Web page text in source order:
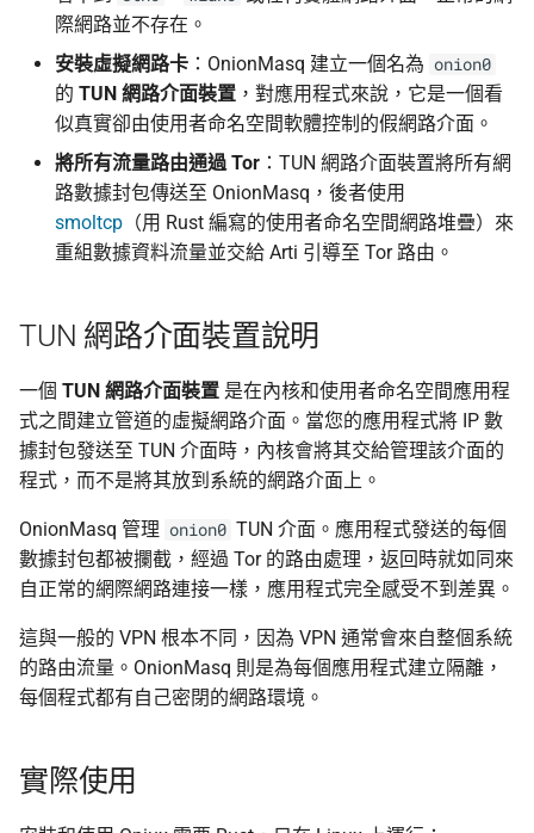
際網路並不存在。
安裝虛擬網路卡 ：OnionMasq 建立一個名為 onion0
的 TUN 網路介面裝置 ，對應用程式來說，它是一個看
似真實卻由使用者命名空間軟體控制的假網路介面。
將所有流量路由通過 Tor ：TUN 網路介面裝置將所有網
路數據封包傳送至 OnionMasq，後者使用
smoltcp （用 Rust 編寫的使用者命名空間網路堆疊）來
重組數據資料流量並交給 Arti 引導至 Tor 路由。
TUN 網路介面裝置說明
一個 TUN 網路介面裝置 是在內核和使用者命名空間應用程
式之間建立管道的虛擬網路介面。當您的應用程式將 IP 數
據封包發送至 TUN 介面時，內核會將其交給管理該介面的
程式，而不是將其放到系統的網路介面上。
OnionMasq 管理 onion0 TUN 介面。應用程式發送的每個
數據封包都被攔截，經過 Tor 的路由處理，返回時就如同來
自正常的網際網路連接一樣，應用程式完全感受不到差異。
這與一般的 VPN 根本不同，因為 VPN 通常會來自整個系統
的路由流量。OnionMasq 則是為每個應用程式建立隔離，
每個程式都有自己密閉的網路環境。
實際使用